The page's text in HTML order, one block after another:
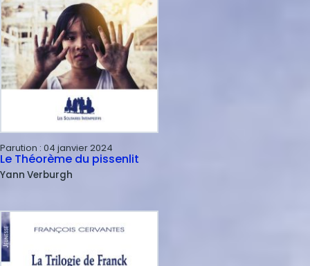
Parution : 04 janvier 2024
Le Théorème du pissenlit
Yann Verburgh